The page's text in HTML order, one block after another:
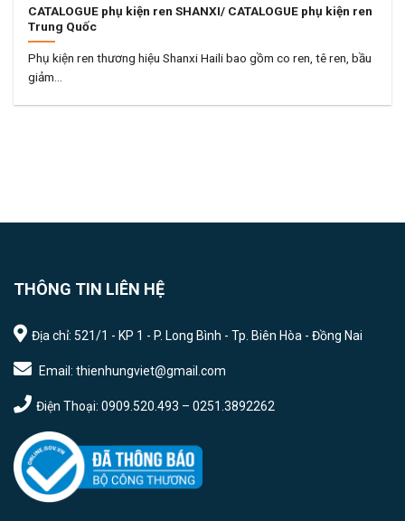
CATALOGUE phụ kiện ren SHANXI/ CATALOGUE phụ kiện ren
Trung Quốc
Phụ kiện ren thương hiệu Shanxi Haili bao gồm co ren, tê ren, bầu
giảm...
THÔNG TIN LIÊN HỆ
Địa chỉ: 521/1 - KP 1 - P. Long Bình - Tp. Biên Hòa - Đồng Nai
Email: thienhungviet@gmail.com
Điện Thoại: 0909.520.493 – 0251.3892262